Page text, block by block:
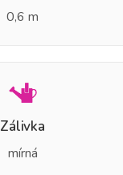
0,6 m
Zálivka
mírná